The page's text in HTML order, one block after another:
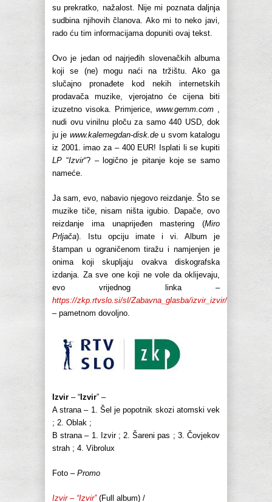
su prekratko, nažalost. Nije mi poznata daljnja
sudbina njihovih članova. Ako mi to neko javi,
rado ću tim informacijama dopuniti ovaj tekst.
Ovo je jedan od najrjeđih slovenačkih albuma
koji se (ne) mogu naći na tržištu. Ako ga
slučajno pronađete kod nekih internetskih
prodavača muzike, vjerojatno će cijena biti
izuzetno visoka. Primjerice, www.gemm.com
nudi ovu vinilnu ploču za samo 440 USD, dok
ju je www.kalemegdan-disk.deu svom katalogu
iz 2001. imao za – 400 EUR! Isplati li se kupiti
LP “Izvir“? – logično je pitanje koje se samo
nameće.
Ja sam, evo, nabavio njegovo reizdanje. Što se
muzike tiče, nisam ništa igubio. Dapače, ovo
reizdanje ima unaprijeđen mastering (Miro
Prljača). Istu opciju imate i vi. Album je
štampan u ograničenom tiražu i namjenjen je
onima koji skupljaju ovakva diskografska
izdanja. Za sve one koji ne vole da oklijevaju,
evo vrijednog linka –
https://zkp.rtvslo.si/sl/Zabavna_glasba/izvir_izvir/
– pametnom dovoljno.
Izvir – “Izvir” –
A strana – 1. Šel je popotnik skozi atomski vek
; 2. Oblak ;
B strana – 1. Izvir ; 2. Šareni pas ; 3. Čovjekov
strah ; 4. Vibrolux
Foto – Promo
Izvir – “Izvir”(Full album) /